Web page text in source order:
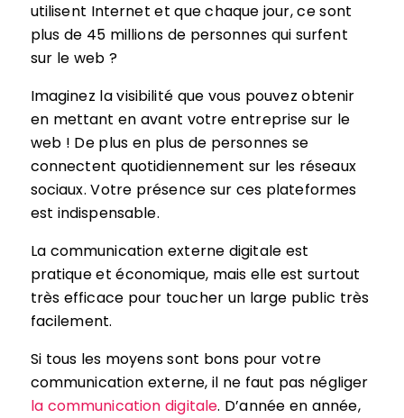
utilisent Internet et que chaque jour, ce sont
plus de 45 millions de personnes qui surfent
sur le web ?
Imaginez la visibilité que vous pouvez obtenir
en mettant en avant votre entreprise sur le
web ! De plus en plus de personnes se
connectent quotidiennement sur les réseaux
sociaux. Votre présence sur ces plateformes
est indispensable.
La communication externe digitale est
pratique et économique, mais elle est surtout
très efficace pour toucher un large public très
facilement.
Si tous les moyens sont bons pour votre
communication externe, il ne faut pas négliger
la communication digitale. D’année en année,